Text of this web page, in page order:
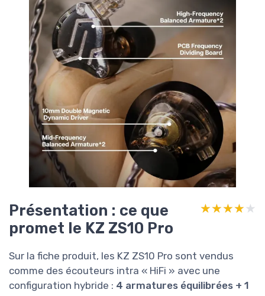
Présentation : ce que
promet le KZ ZS10 Pro
★★★★★
★★★★★
Sur la fiche produit, les KZ ZS10 Pro sont vendus
comme des écouteurs intra « HiFi » avec une
configuration hybride : 4 armatures équilibrées + 1